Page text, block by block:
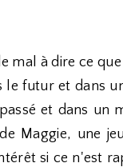
mal à dire ce
le futur et dans
et dans un
Maggie, une
si ce n'est